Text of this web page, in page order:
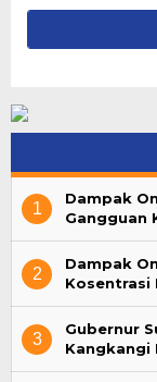
1
Dampak
Gangguan
2
Dampak
Kosentrasi
3
Gubernur
Kangkangi